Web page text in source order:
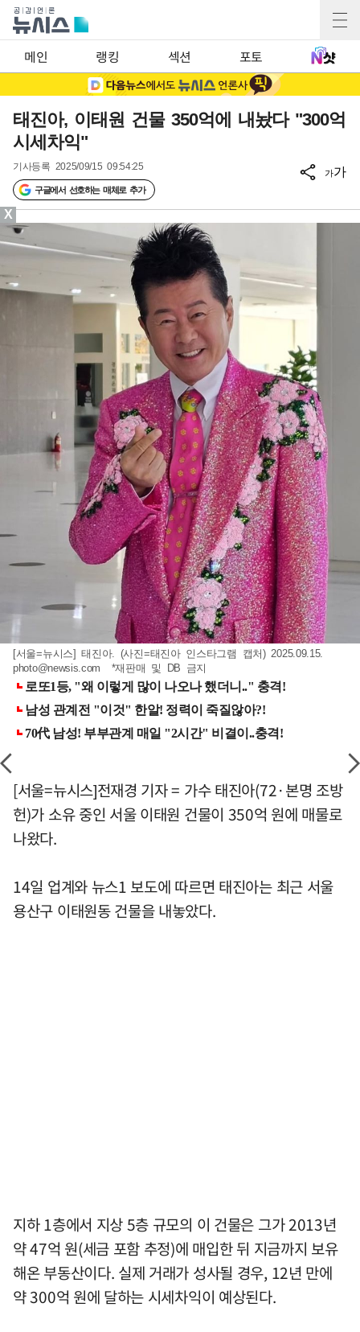
메인 랭킹 섹션 포토
태진아, 이태원 건물 350억에 내놨다 "300억
시세차익"
기사등록 2025/09/15 09:54:25
구글에서 선호하는 매체로 추가
가가
[서울=뉴시스] 태진아. (사진=태진아 인스타그램 캡처) 2025.09.15.
photo@newsis.com *재판매 및 DB 금지
[서울=뉴시스]전재경 기자 = 가수 태진아(72·본명 조방
헌)가 소유 중인 서울 이태원 건물이 350억 원에 매물로
나왔다.
14일 업계와 뉴스1 보도에 따르면 태진아는 최근 서울
용산구 이태원동 건물을 내놓았다.
지하 1층에서 지상 5층 규모의 이 건물은 그가 2013년
약 47억 원(세금 포함 추정)에 매입한 뒤 지금까지 보유
해온 부동산이다. 실제 거래가 성사될 경우, 12년 만에
약 300억 원에 달하는 시세차익이 예상된다.
X